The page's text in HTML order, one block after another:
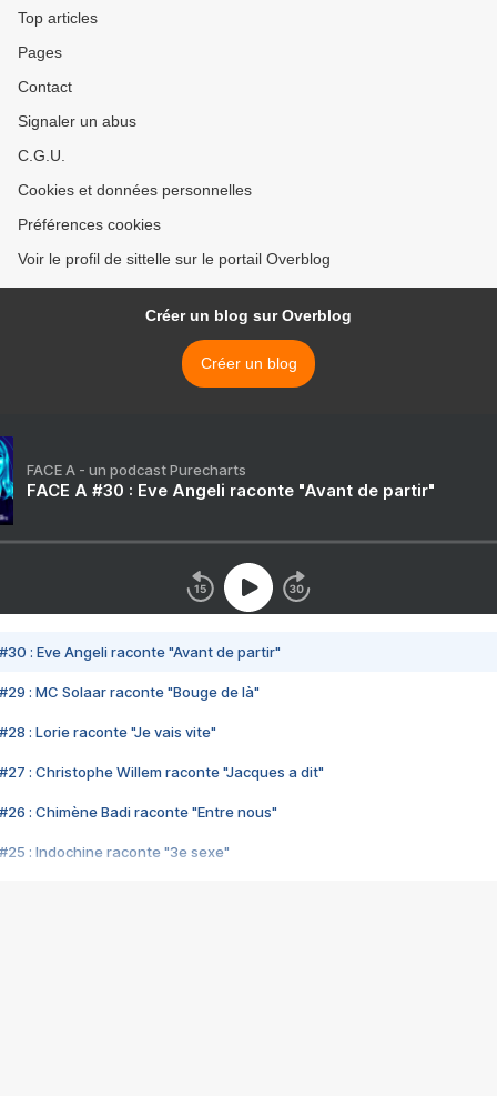
Top articles
Pages
Contact
Signaler un abus
C.G.U.
Cookies et données personnelles
Préférences cookies
Voir le profil de sittelle sur le portail Overblog
Créer un blog sur Overblog
Créer un blog
FACE A - un podcast Purecharts
FACE A #30 : Eve Angeli raconte "Avant de partir"
#30 : Eve Angeli raconte "Avant de partir"
#29 : MC Solaar raconte "Bouge de là"
#28 : Lorie raconte "Je vais vite"
#27 : Christophe Willem raconte "Jacques a dit"
#26 : Chimène Badi raconte "Entre nous"
#25 : Indochine raconte "3e sexe"